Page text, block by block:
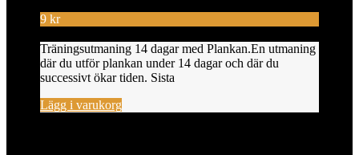
9 kr
Träningsutmaning 14 dagar med Plankan.En utmaning
där du utför plankan under 14 dagar och där du
successivt ökar tiden. Sista